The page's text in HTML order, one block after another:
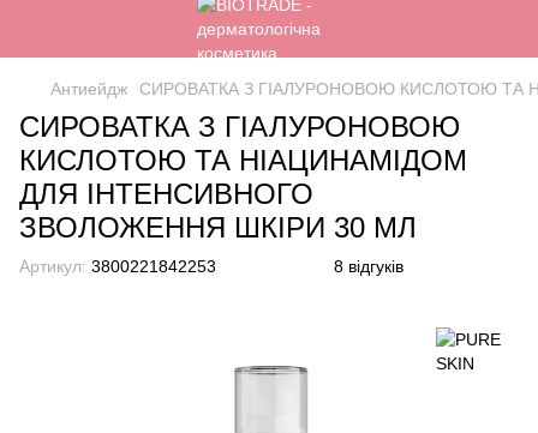
Антиейдж СИРОВАТКА З ГІАЛУРОНОВОЮ КИСЛОТОЮ ТА
СИРОВАТКА З ГІАЛУРОНОВОЮ
КИСЛОТОЮ ТА НІАЦИНАМІДОМ
ДЛЯ ІНТЕНСИВНОГО
ЗВОЛОЖЕННЯ ШКІРИ 30 МЛ
Артикул: 3800221842253 8 відгуків